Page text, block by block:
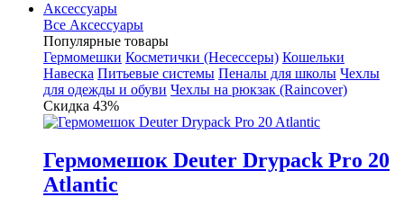
Аксессуары
Все Аксессуары
Популярные товары
Гермомешки Косметички (Несессеры) Кошельки
Навеска Питьевые системы Пеналы для школы Чехлы
для одежды и обуви Чехлы на рюкзак (Raincover)
Скидка 43%
Гермомешок Deuter Drypack Pro 20
Atlantic